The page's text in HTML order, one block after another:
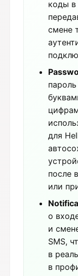
коды
смене
для
после
или
о
и
SMS,
в
в